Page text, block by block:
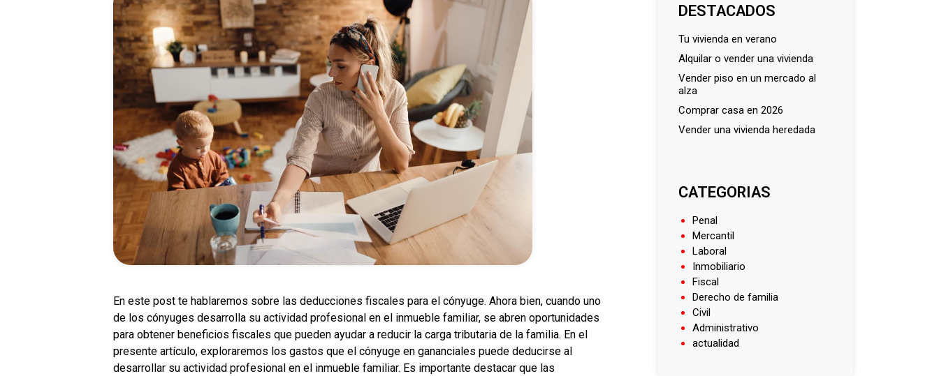
En este post te hablaremos sobre las deducciones fiscales para el cónyuge. Ahora bien, cuando uno
de los cónyuges desarrolla su actividad profesional en el inmueble familiar, se abren oportunidades
para obtener beneficios fiscales que pueden ayudar a reducir la carga tributaria de la familia. En el
presente artículo, exploraremos los gastos que el cónyuge en gananciales puede deducirse al
desarrollar su actividad profesional en el inmueble familiar. Es importante destacar que las
DESTACADOS
tu vivienda en verano
alquilar o vender una vivienda
vender piso en un mercado al
alza
comprar casa en 2026
vender una vivienda heredada
CATEGORIAS
Penal
Mercantil
Laboral
Inmobiliario
Fiscal
Derecho de familia
Civil
Administrativo
actualidad